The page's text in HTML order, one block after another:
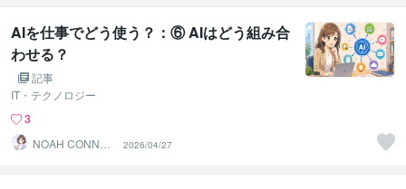
AIを仕事でどう使う？：⑥ AIはどう組み合
わせる？
記事
IT・テクノロジー
3
NOAH CONNEC
2026/04/27